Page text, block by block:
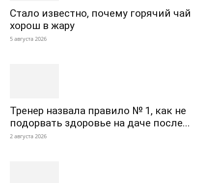
Стало известно, почему горячий чай
хорош в жару
5 августа 2026
Тренер назвала правило № 1, как не
подорвать здоровье на даче после...
2 августа 2026